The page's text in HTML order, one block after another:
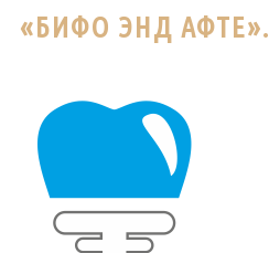
«БИФО ЭНД АФТЕ».